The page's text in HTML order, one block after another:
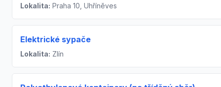
Lokalita: Praha 10, Uhříněves
Elektrické sypače
Lokalita: Zlín